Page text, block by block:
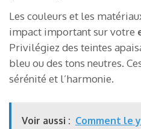
Les couleurs et les
impact important sur votre
Privilégiez des teintes
bleu ou des tons neutres.
sérénité et l’harmonie.
Voir aussi : Comment le